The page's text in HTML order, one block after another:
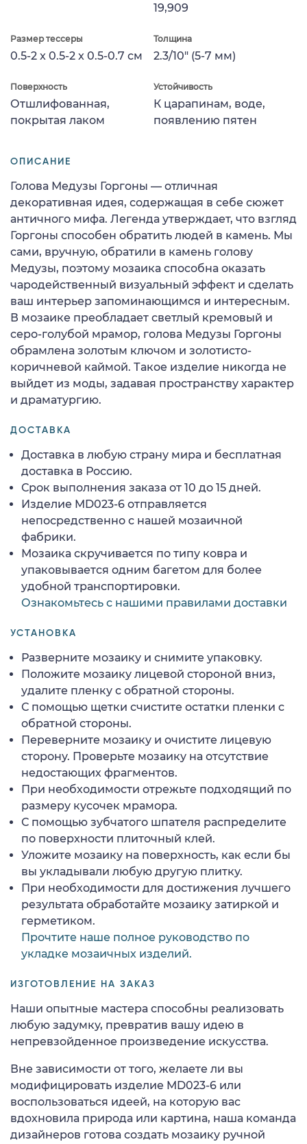
19,909
Размер тессеры
0.5-2 x 0.5-2 x 0.5-0.7 см
Толщина
2.3/10" (5-7 мм)
Поверхность
Отшлифованная,
покрытая лаком
Устойчивость
К царапинам, воде,
появлению пятен
ОПИСАНИЕ
Голова Медузы Горгоны — отличная
декоративная идея, содержащая в себе сюжет
античного мифа. Легенда утверждает, что взгляд
Горгоны способен обратить людей в камень. Мы
сами, вручную, обратили в камень голову
Медузы, поэтому мозаика способна оказать
чародейственный визуальный эффект и сделать
ваш интерьер запоминающимся и интересным.
В мозаике преобладает светлый кремовый и
серо-голубой мрамор, голова Медузы Горгоны
обрамлена золотым ключом и золотисто-
коричневой каймой. Такое изделие никогда не
выйдет из моды, задавая пространству характер
и драматургию.
ДОСТАВКА
Доставка в любую страну мира и бесплатная
доставка в Россию.
Срок выполнения заказа от 10 до 15 дней.
Изделие MD023-6 отправляется
непосредственно с нашей мозаичной
фабрики.
Мозаика скручивается по типу ковра и
упаковывается одним багетом для более
удобной транспортировки.
Ознакомьтесь с нашими правилами доставки
УСТАНОВКА
Разверните мозаику и снимите упаковку.
Положите мозаику лицевой стороной вниз,
удалите пленку с обратной стороны.
С помощью щетки счистите остатки пленки с
обратной стороны.
Переверните мозаику и очистите лицевую
сторону. Проверьте мозаику на отсутствие
недостающих фрагментов.
При необходимости отрежьте подходящий по
размеру кусочек мрамора.
С помощью зубчатого шпателя распределите
по поверхности плиточный клей.
Уложите мозаику на поверхность, как если бы
вы укладывали любую другую плитку.
При необходимости для достижения лучшего
результата обработайте мозаику затиркой и
герметиком.
Прочтите наше полное руководство по
укладке мозаичных изделий.
ИЗГОТОВЛЕНИЕ НА ЗАКАЗ
Наши опытные мастера способны реализовать
любую задумку, превратив вашу идею в
непревзойденное произведение искусства.
Вне зависимости от того, желаете ли вы
модифицировать изделие MD023-6 или
воспользоваться идеей, на которую вас
вдохновила природа или картина, наша команда
дизайнеров готова создать мозаику ручной